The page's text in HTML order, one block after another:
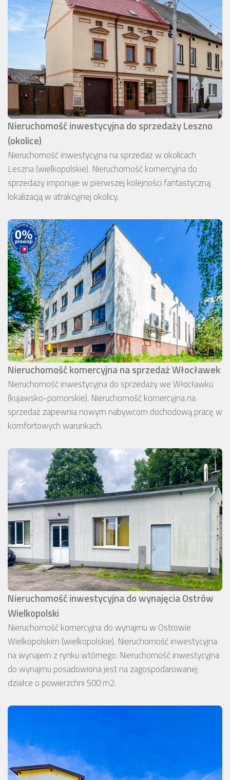
Nieruchomość inwestycyjna do sprzedaży Leszno
(okolice)
Nieruchomość inwestycyjna na sprzedaż w okolicach
Leszna (wielkopolskie). Nieruchomość komercyjna do
sprzedaży imponuje w pierwszej kolejności fantastyczną
lokalizacją w atrakcyjnej okolicy.
Nieruchomość komercyjna na sprzedaż Włocławek
Nieruchomość inwestycyjna do sprzedaży we Włocławku
(kujawsko-pomorskie). Nieruchomość komercyjna na
sprzedaż zapewnia nowym nabywcom dochodową pracę w
komfortowych warunkach.
Nieruchomość inwestycyjna do wynajęcia Ostrów
Wielkopolski
Nieruchomość komercyjna do wynajmu w Ostrowie
Wielkopolskim (wielkopolskie). Nieruchomość inwestycyjna
na wynajem z rynku wtórnego. Nieruchomość inwestycyjna
do wynajmu posadowiona jest na zagospodarowanej
działce o powierzchni 500 m2.